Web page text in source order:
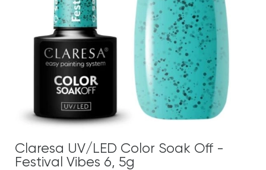
Claresa UV/LED Color Soak Off -
Festival Vibes 6, 5g